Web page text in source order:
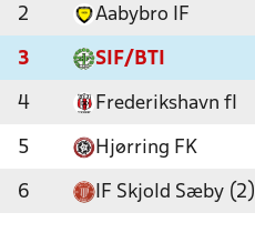
2 Aabybro IF
3 SIF/BTI
4 Frederikshavn fI
5 Hjørring FK
6 IF Skjold Sæby (2)